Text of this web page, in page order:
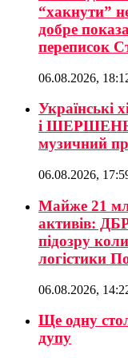
“хакнути”
добре
переписок
06.08.2026,
Українські
і ШЕРШЕНЬ
музичний
06.08.2026,
Майже 21
активів:
підозру
логістики
06.08.2026,
Ще одну
дупу